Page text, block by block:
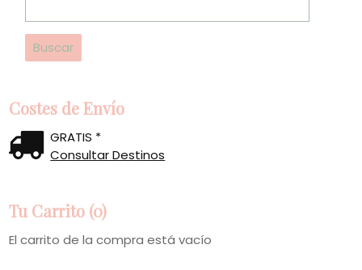
Costes de Envío
GRATIS *
Consultar Destinos
Tu Carrito (0)
El carrito de la compra está vacío